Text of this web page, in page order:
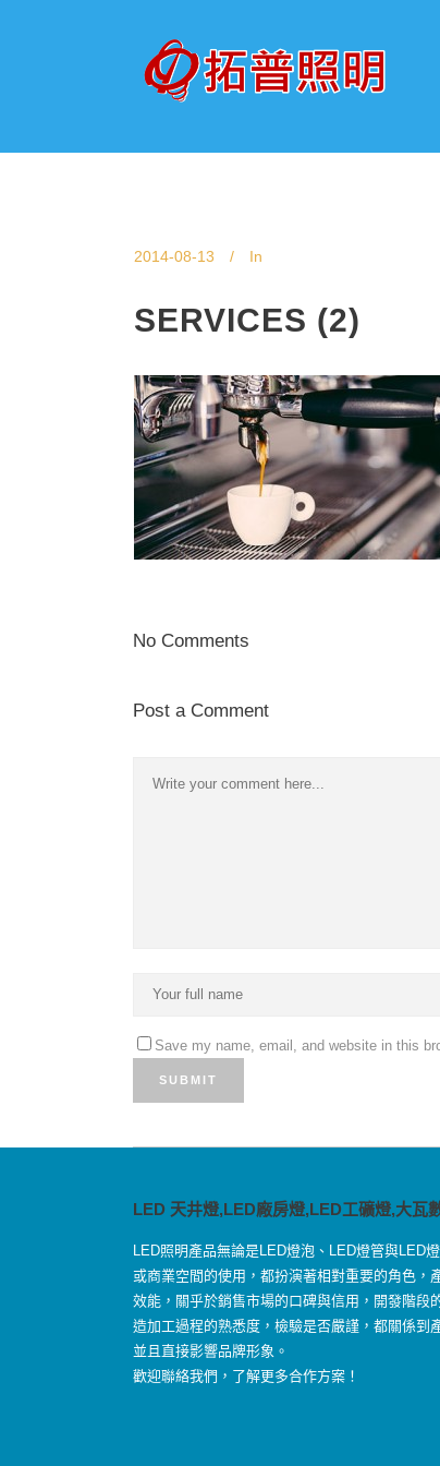
2014-08-13 In
SERVICES (2)
No Comments
Post a Comment
Save my name, email, and website in this
LED 天井燈,LED廠房燈,LED工礦燈,大瓦
LED照明產品無論是LED燈泡、LED燈管與LED
或商業空間的使用，都扮演著相對重要的角色，
效能，關乎於銷售市場的口碑與信用，開發階段
造加工過程的熟悉度，檢驗是否嚴謹，都關係到
並且直接影響品牌形象。
歡迎聯絡我們，了解更多合作方案！